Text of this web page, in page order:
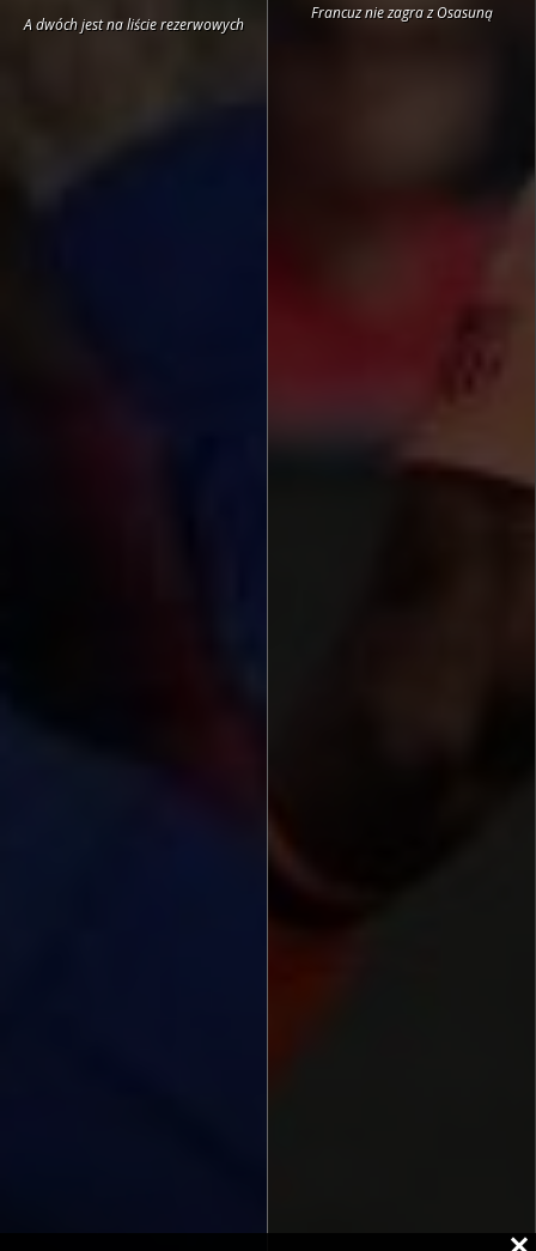
A dwóch jest na liście rezerwowych
Francuz nie zagra z Osasuną